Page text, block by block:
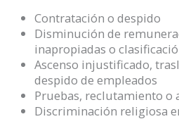
Contratación o despido
Disminución de
inapropiadas o
Ascenso injustificado,
despido de empleados
Pruebas, reclutamiento o
Discriminación religiosa